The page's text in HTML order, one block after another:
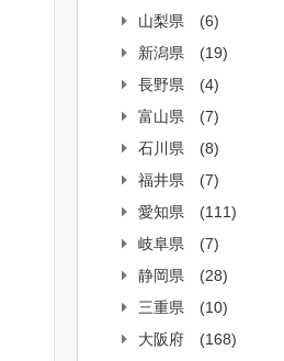
山梨県
(6)
新潟県
(19)
長野県
(4)
富山県
(7)
石川県
(8)
福井県
(7)
愛知県
(111)
岐阜県
(7)
静岡県
(28)
三重県
(10)
大阪府
(168)